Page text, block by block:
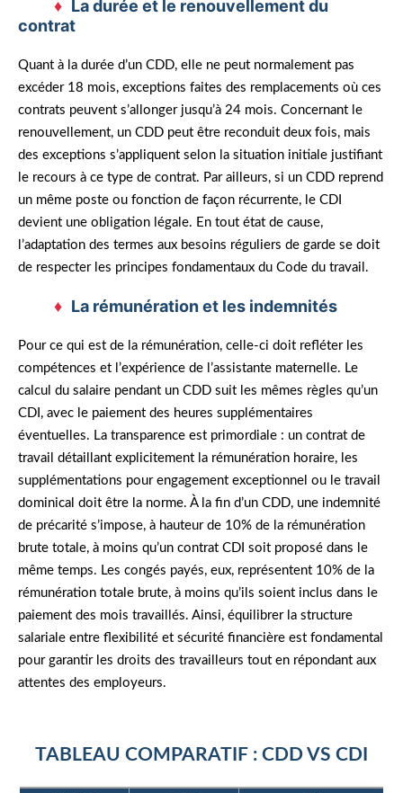
La durée et le renouvellement du
contrat
Quant à la durée d’un CDD, elle ne peut normalement pas
excéder 18 mois, exceptions faites des remplacements où ces
contrats peuvent s’allonger jusqu’à 24 mois. Concernant le
renouvellement, un CDD peut être reconduit deux fois, mais
des exceptions s’appliquent selon la situation initiale justifiant
le recours à ce type de contrat. Par ailleurs, si un CDD reprend
un même poste ou fonction de façon récurrente, le CDI
devient une obligation légale. En tout état de cause,
l’adaptation des termes aux besoins réguliers de garde se doit
de respecter les principes fondamentaux du Code du travail.
La rémunération et les indemnités
Pour ce qui est de la rémunération, celle-ci doit refléter les
compétences et l’expérience de l’assistante maternelle. Le
calcul du salaire pendant un CDD suit les mêmes règles qu’un
CDI, avec le paiement des heures supplémentaires
éventuelles. La transparence est primordiale : un contrat de
travail détaillant explicitement la rémunération horaire, les
supplémentations pour engagement exceptionnel ou le travail
dominical doit être la norme. À la fin d’un CDD, une indemnité
de précarité s’impose, à hauteur de 10% de la rémunération
brute totale, à moins qu’un contrat CDI soit proposé dans le
même temps. Les congés payés, eux, représentent 10% de la
rémunération totale brute, à moins qu’ils soient inclus dans le
paiement des mois travaillés. Ainsi, équilibrer la structure
salariale entre flexibilité et sécurité financière est fondamental
pour garantir les droits des travailleurs tout en répondant aux
attentes des employeurs.
TABLEAU COMPARATIF : CDD VS CDI